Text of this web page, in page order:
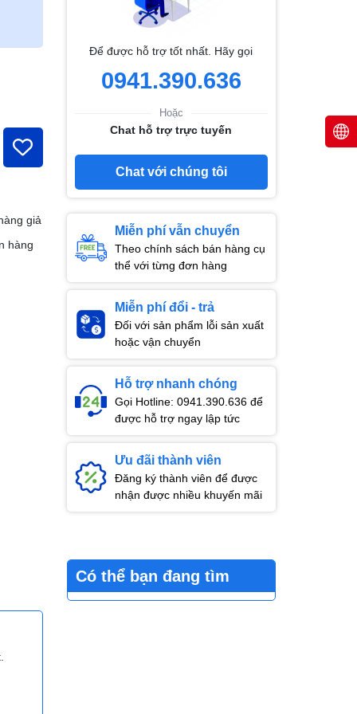
giả
hàng
Để được hỗ trợ tốt nhất. Hãy gọi
0941.390.636
Hoặc
Chat hỗ trợ trực tuyến
Chat với chúng tôi
Miễn phí vẫn chuyển
Theo chính sách bán hàng cụ
thể với từng đơn hàng
Miễn phí đổi - trả
Đối với sản phẩm lỗi sản xuất
hoặc vận chuyển
Hỗ trợ nhanh chóng
Gọi Hotline: 0941.390.636 để
được hỗ trợ ngay lập tức
Ưu đãi thành viên
Đăng ký thành viên để được
nhận được nhiều khuyến mãi
Có thể bạn đang tìm